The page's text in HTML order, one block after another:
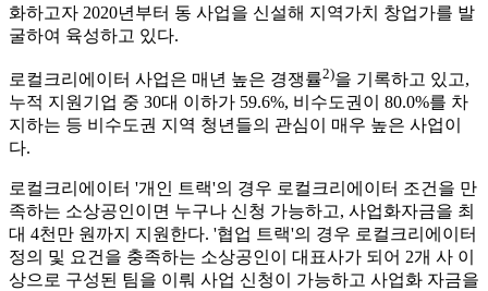
화하고자 2020년부터 동 사업을 신설해 지역가치 창업가를 발
굴하여 육성하고 있다.
로컬크리에이터 사업은 매년 높은 경쟁률2)을 기록하고 있고,
누적 지원기업 중 30대 이하가 59.6%, 비수도권이 80.0%를 차
지하는 등 비수도권 지역 청년들의 관심이 매우 높은 사업이
다.
로컬크리에이터 '개인 트랙'의 경우 로컬크리에이터 조건을 만
족하는 소상공인이면 누구나 신청 가능하고, 사업화자금을 최
대 4천만 원까지 지원한다. '협업 트랙'의 경우 로컬크리에이터
정의 및 요건을 충족하는 소상공인이 대표사가 되어 2개 사 이
상으로 구성된 팀을 이뤄 사업 신청이 가능하고 사업화 자금을